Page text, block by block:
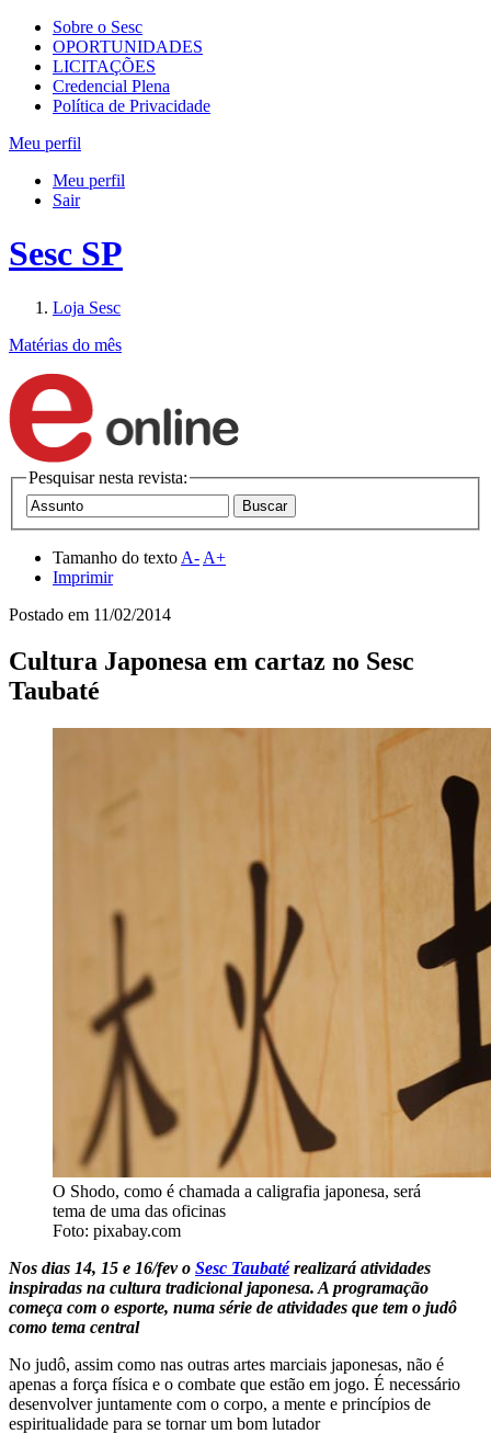
Sobre o Sesc
OPORTUNIDADES
LICITAÇÕES
Credencial Plena
Política de Privacidade
Meu perfil
Meu perfil
Sair
Sesc SP
Loja Sesc
Matérias do mês
Pesquisar nesta revista:
Tamanho do texto A- A+
Imprimir
Postado em 11/02/2014
Cultura Japonesa em cartaz no Sesc
Taubaté
O Shodo, como é chamada a caligrafia japonesa, será
tema de uma das oficinas
Foto: pixabay.com
Nos dias 14, 15 e 16/fev o Sesc Taubatérealizará atividades
inspiradas na cultura tradicional japonesa. A programação
começa com o esporte, numa série de atividades que tem o judô
como tema central
No judô, assim como nas outras artes marciais japonesas, não é
apenas a força física e o combate que estão em jogo. É necessário
desenvolver juntamente com o corpo, a mente e princípios de
espiritualidade para se tornar um bom lutador